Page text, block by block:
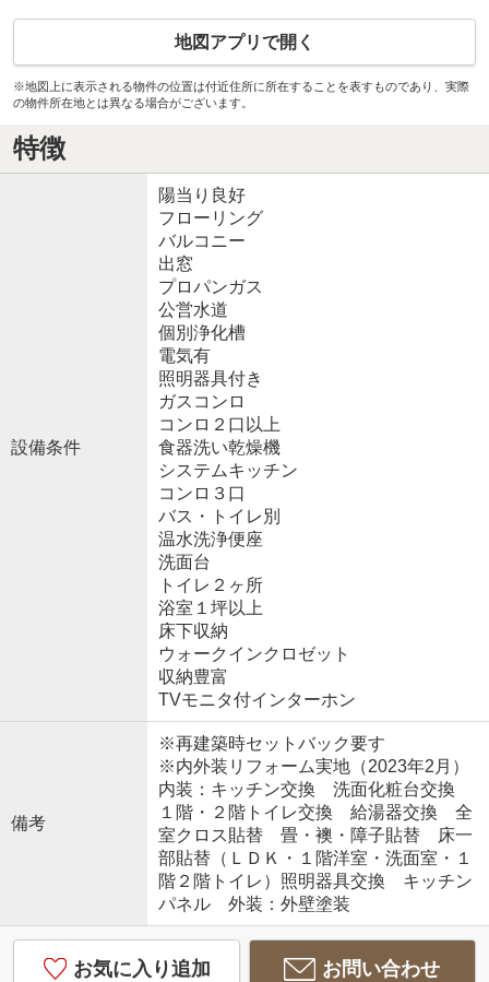
地図アプリで開く
※地図上に表示される物件の位置は付近住所に所在することを表すものであり、実際
の物件所在地とは異なる場合がございます。
特徴
設備条件
陽当り良好
フローリング
バルコニー
出窓
プロパンガス
公営水道
個別浄化槽
電気有
照明器具付き
ガスコンロ
コンロ２口以上
食器洗い乾燥機
システムキッチン
コンロ３口
バス・トイレ別
温水洗浄便座
洗面台
トイレ２ヶ所
浴室１坪以上
床下収納
ウォークインクロゼット
収納豊富
TVモニタ付インターホン
備考
※再建築時セットバック要す
※内外装リフォーム実地（2023年2月）
内装：キッチン交換 洗面化粧台交換
１階・２階トイレ交換 給湯器交換 全
室クロス貼替 畳・襖・障子貼替 床一
部貼替（ＬＤＫ・１階洋室・洗面室・１
階２階トイレ）照明器具交換 キッチン
パネル 外装：外壁塗装
お気に入り追加 お問い合わせ